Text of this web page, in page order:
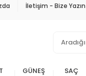
İletişim - Bize Yazın
GÜNEŞ
SAÇ